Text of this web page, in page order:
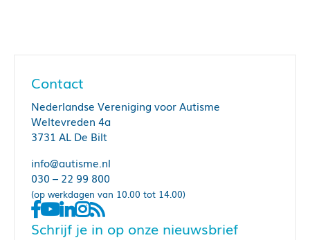
Contact
Nederlandse Vereniging voor Autisme
Weltevreden 4a
3731 AL De Bilt
info@autisme.nl
030 – 22 99 800
(op werkdagen van 10.00 tot 14.00)
Schrijf je in op onze nieuwsbrief